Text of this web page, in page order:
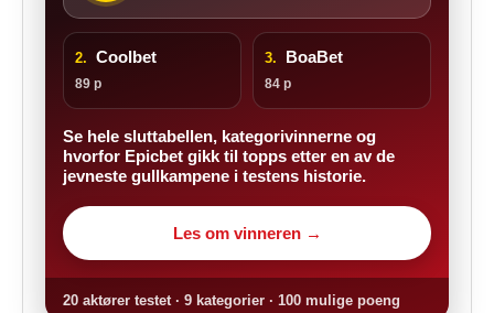
2. Coolbet
89 p
3. BoaBet
84 p
Se hele sluttabellen, kategorivinnerne og
hvorfor Epicbet gikk til topps etter en av de
jevneste gullkampene i testens historie.
Les om vinneren →
20 aktører testet · 9 kategorier · 100 mulige poeng